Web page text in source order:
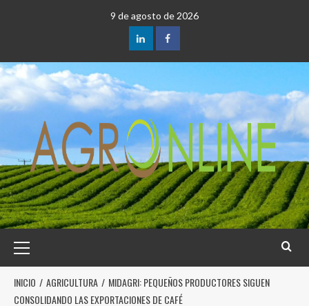
9 de agosto de 2026
INICIO AGRICULTURA
MIDAGRI: PEQUEÑOS PRODUCTORES SIGUEN
CONSOLIDANDO LAS EXPORTACIONES DE CAFÉ